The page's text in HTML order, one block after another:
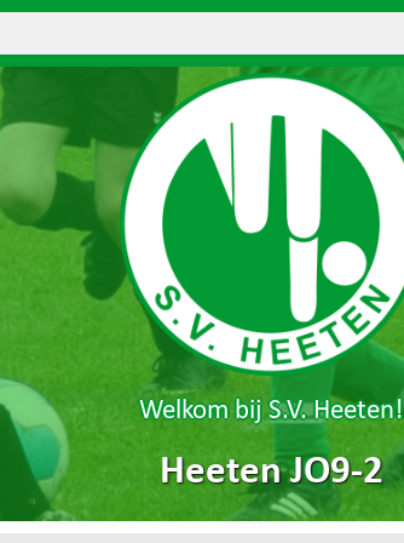
Welkom bij S.V. Heeten!
Heeten JO9-2